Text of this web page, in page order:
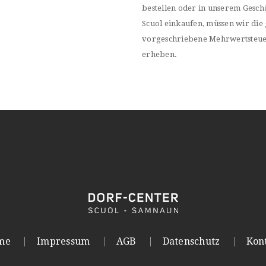
bestellen oder in unserem
Scuol einkaufen, müssen wir die
vorgeschriebene
erheben.
Impressum AGB Datenschutz